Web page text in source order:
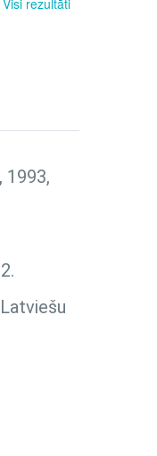
Visi rezultāti
1993,